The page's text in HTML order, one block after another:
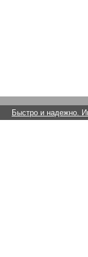
Быстро и надежно.